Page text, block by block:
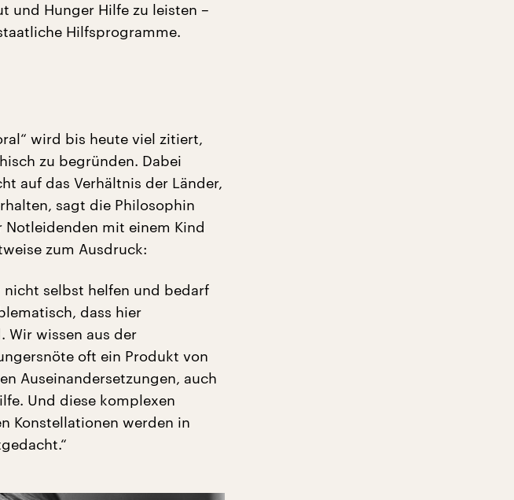
und Hunger Hilfe zu leisten –
Hilfsprogramme.
wird bis heute viel zitiert,
zu begründen. Dabei
auf das Verhältnis der Länder,
sagt die Philosophin
Notleidenden mit einem Kind
zum Ausdruck:
nicht selbst helfen und bedarf
dass hier
Wir wissen aus der
oft ein Produkt von
Auseinandersetzungen, auch
Und diese komplexen
Konstellationen werden in